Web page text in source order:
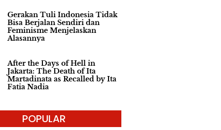
Gerakan Tuli Indonesia Tidak
Bisa Berjalan Sendiri dan
Feminisme Menjelaskan
Alasannya
After the Days of Hell in
Jakarta: The Death of Ita
Martadinata as Recalled by Ita
Fatia Nadia
POPULAR